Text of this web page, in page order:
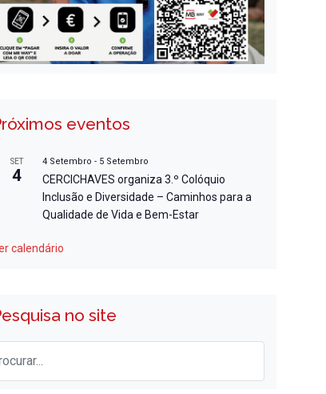
eventos
SET
4
4 Setembro - 5 Setembro
CERCICHAVES organiza 3.º Colóquio
Inclusão e Diversidade – Caminhos para a
Qualidade de Vida e Bem-Estar
calendário
no site